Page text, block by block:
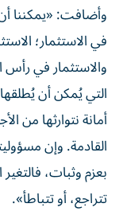
وأضافت: «يمكننا
في الاستثمار؛
والاستثمار في رأس
التي يُمكن أن
أمانة نتوارثها من
القادمة. وإن
بعزم وثبات،
تتراجع، أو تتباطأ».